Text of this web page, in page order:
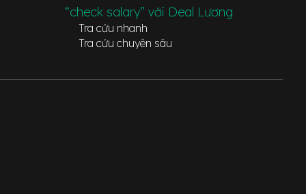
“check salary” với Deal Lương
Tra cứu nhanh
Tra cứu chuyên sâu